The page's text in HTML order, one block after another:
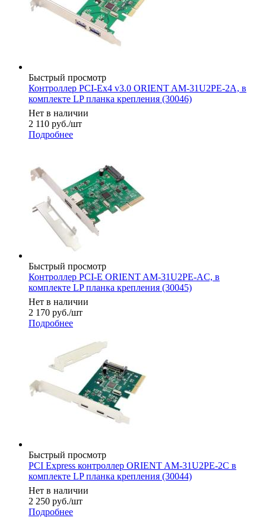
Быстрый просмотр
Контроллер PCI-Ex4 v3.0 ORIENT AM-31U2PE-2A, в
комплекте LP планка крепления (30046)
Нет в наличии
2 110 руб./шт
Подробнее
Быстрый просмотр
Контроллер PCI-E ORIENT AM-31U2PE-AC, в
комплекте LP планка крепления (30045)
Нет в наличии
2 170 руб./шт
Подробнее
Быстрый просмотр
PCI Express контроллер ORIENT AM-31U2PE-2С в
комплекте LP планка крепления (30044)
Нет в наличии
2 250 руб./шт
Подробнее